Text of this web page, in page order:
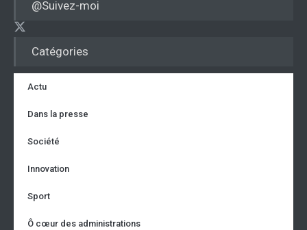
Catégories
Actu
Dans la presse
Société
Innovation
Sport
Ô cœur des administrations
@Suivez-moi